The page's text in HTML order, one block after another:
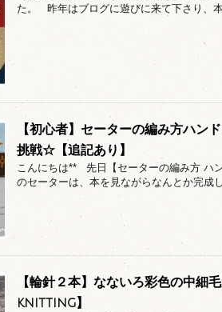
た。 昨年はブログに遊びに来て下さり、
【初心者】セーターの編み方ハン
挑戦☆【追記あり】
こんにちは** 先日【セーターの編み方
のセーターは、本を見ながらなんとか完成
【輪針２本】なないろ彩色の中細
knitting】